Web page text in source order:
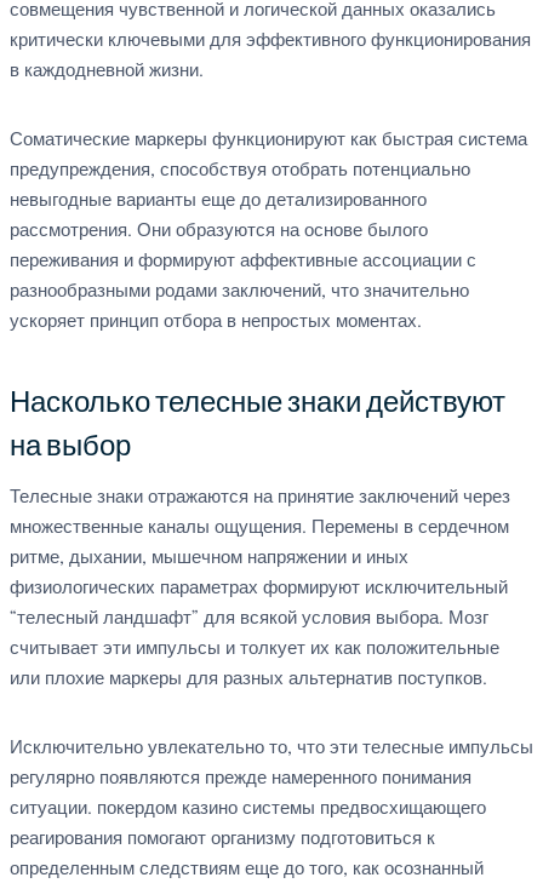
совмещения чувственной и логической данных оказались
критически ключевыми для эффективного функционирования
в каждодневной жизни.
Соматические маркеры функционируют как быстрая система
предупреждения, способствуя отобрать потенциально
невыгодные варианты еще до детализированного
рассмотрения. Они образуются на основе былого
переживания и формируют аффективные ассоциации с
разнообразными родами заключений, что значительно
ускоряет принцип отбора в непростых моментах.
Насколько телесные знаки действуют
на выбор
Телесные знаки отражаются на принятие заключений через
множественные каналы ощущения. Перемены в сердечном
ритме, дыхании, мышечном напряжении и иных
физиологических параметрах формируют исключительный
“телесный ландшафт” для всякой условия выбора. Мозг
считывает эти импульсы и толкует их как положительные
или плохие маркеры для разных альтернатив поступков.
Исключительно увлекательно то, что эти телесные импульсы
регулярно появляются прежде намеренного понимания
ситуации. покердом казино системы предвосхищающего
реагирования помогают организму подготовиться к
определенным следствиям еще до того, как осознанный